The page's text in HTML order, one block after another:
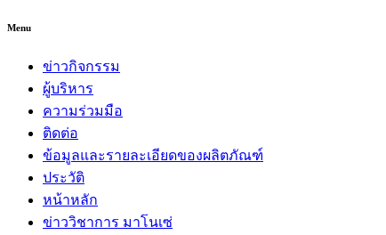
Menu
ข่าวกิจกรรม
ผู้บริหาร
ความร่วมมือ
ติดต่อ
ข้อมูลและรายละเอียดของผลิตภัณฑ์
ประวัติ
หน้าหลัก
ข่าววิชาการ มาโนเซ่